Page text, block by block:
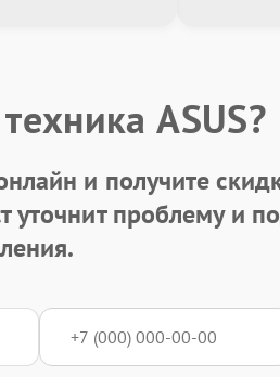
ASUS?
и получите
уточнит проблему и